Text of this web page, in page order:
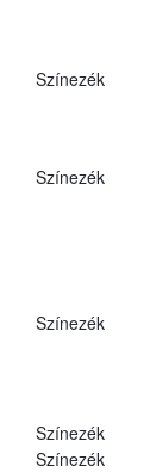
Színezék
Színezék
Színezék
Színezék
Színezék